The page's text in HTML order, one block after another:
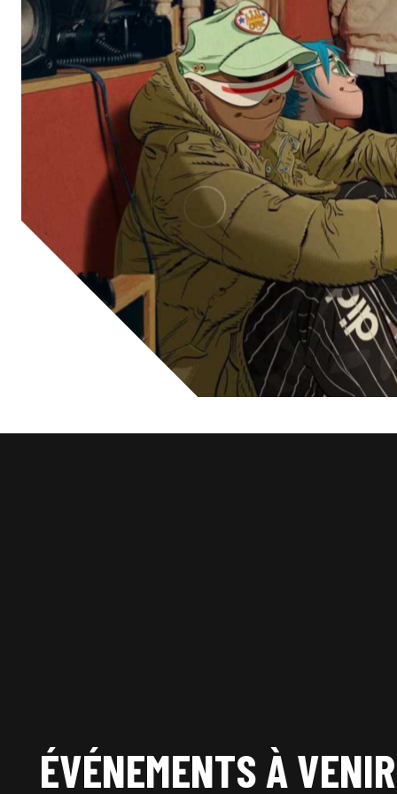
ÉVÉNEMENTS À VENIR